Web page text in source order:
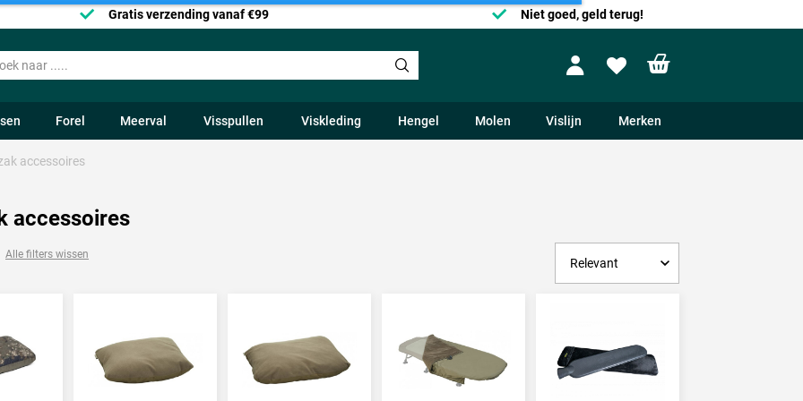
Gratis verzending vanaf €99 Niet goed, geld terug!
ProfileWishlist
Forel Meerval Visspullen Viskleding Hengel Molen Vislijn Merken
accessoires
accessoires
Alle filters wissen